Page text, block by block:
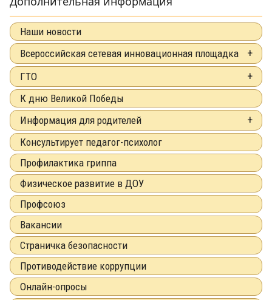
Наши новости
Всероссийская сетевая инновационная площадка
ГТО
К дню Великой Победы
Информация для родителей
Консультирует педагог-психолог
Профилактика гриппа
Физическое развитие в ДОУ
Профсоюз
Вакансии
Страничка безопасности
Противодействие коррупции
Онлайн-опросы